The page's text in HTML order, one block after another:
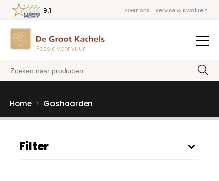
Over ons Service & Kwaliteit
Passie voor vuur
9.1
Home Gashaarden
Filter